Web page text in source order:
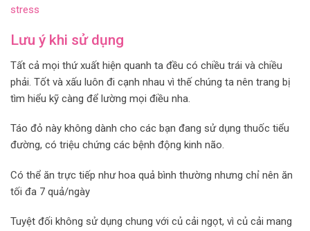
stress
Lưu ý khi sử dụng
Tất cả mọi thứ xuất hiện quanh ta đều có chiều trái và chiều
phải. Tốt và xấu luôn đi cạnh nhau vì thế chúng ta nên trang bị
tìm hiểu kỹ càng để lường mọi điều nha.
Táo đỏ này không dành cho các bạn đang sử dụng thuốc tiểu
đường, có triệu chứng các bệnh động kinh não.
Có thể ăn trực tiếp như hoa quả bình thường nhưng chỉ nên ăn
tối đa 7 quả/ngày
Tuyệt đối không sử dụng chung với củ cải ngọt, vì củ cải mang